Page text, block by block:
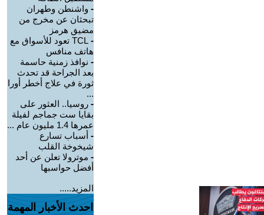
- واشنطن وطهران
تبحثان عن مخرج من
مضيق هرمز
-
TCL تعود للأسواق مع
هاتف منافس
- نوافذ زمنية حاسمة
بعد الجراحة قد تحدث
ثورة في علاج أخطر أورا
...
- روسيا.. العثور على
بقايا ست جماجم لفيلة
عمرها 1.4 مليون عام ...
- أسباب تسارع
شيخوخة القلب
- موترولا تعلن عن أحد
أفضل حواسبها
المزيد.....
احدث الأخبار المهمة